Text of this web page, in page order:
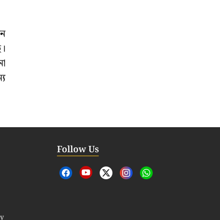
Follow Us